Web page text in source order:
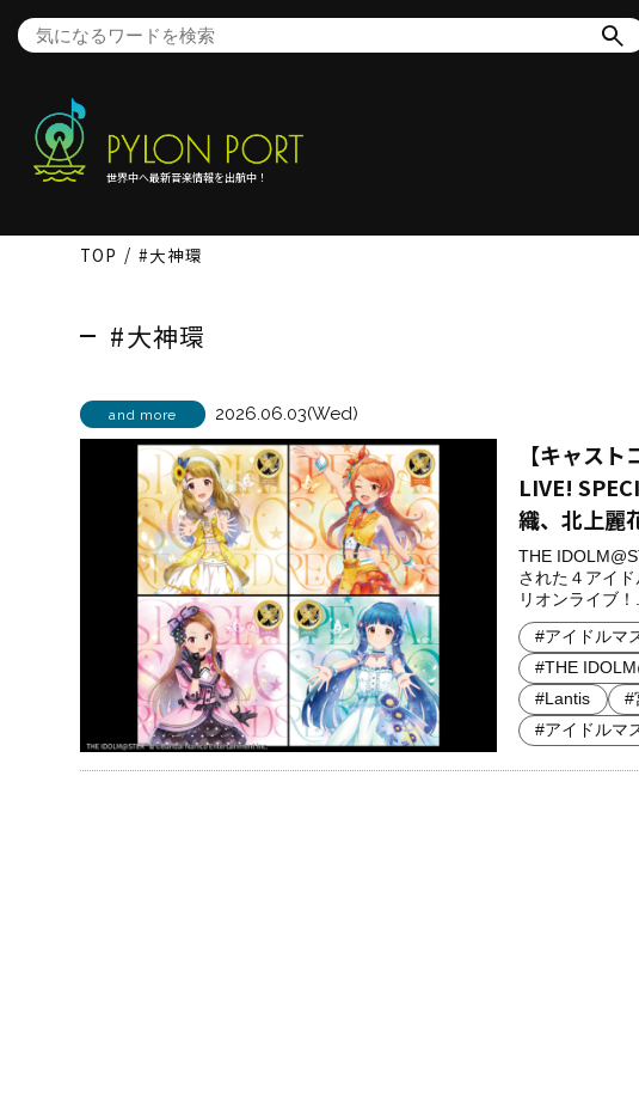
世界中へ最新音楽情報を出航中！
TOP #大神環
#大神環
and more 2026.06.03(Wed)
【キャス
LIVE!
織、北上麗
THE
された４アイ
リオンライブ！
#アイドルマ
#THE
#Lantis
#
#アイドルマ